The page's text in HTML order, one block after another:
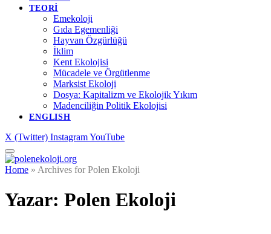
TEORİ
Emekoloji
Gıda Egemenliği
Hayvan Özgürlüğü
İklim
Kent Ekolojisi
Mücadele ve Örgütlenme
Marksist Ekoloji
Dosya: Kapitalizm ve Ekolojik Yıkım
Madenciliğin Politik Ekolojisi
ENGLISH
X (Twitter) InstagramYouTube
Home » Archives for Polen Ekoloji
Yazar: Polen Ekoloji